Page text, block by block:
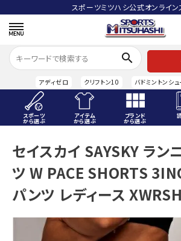
スポーツミツハシ公式オンライン
search
アディゼロ クリフトン10 バドミントンシ
スポーツ
から選ぶ
アイテム
から選ぶ
ブランド
から選ぶ
ACCOUNT MENU
ようこそ ゲスト 様
meeting_room ログイン person 会員登録
スポーツから選ぶ
セイスカイ SAYSKY ラン
ツ W PACE SHORTS
パンツ レディース